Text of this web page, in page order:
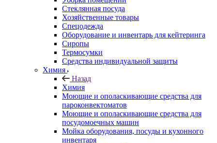
Стеклянная посуда
Хозяйственные товары
Спецодежда
Оборудование и инвентарь для кейтеринга
Сиропы
Термосумки
Средства индивидуальной защиты
Химия
Назад
Химия
Моющие и ополаскивающие средства для
пароконвектоматов
Моющие и ополаскивающие средства для
посудомоечных машин
Мойка оборудования, посуды и кухонного
инвентаря